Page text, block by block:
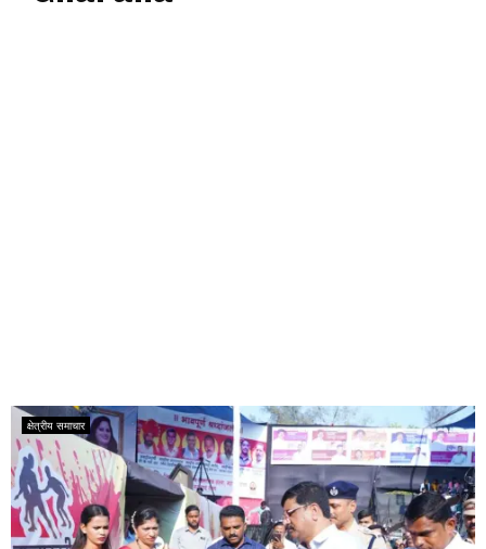
क्षेत्रीय समाचार